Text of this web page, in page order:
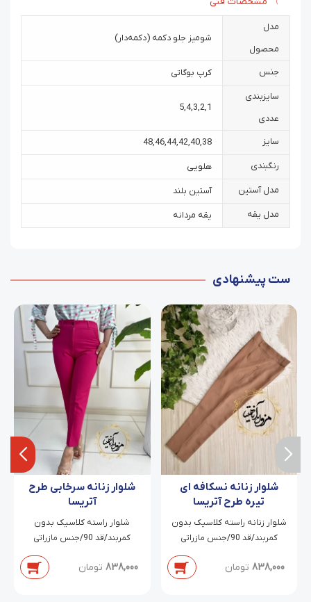
مدل
محصول
شومیز جلو دکمه (دکمه‌دار)
جنس کرپ بوگاتی
سایزبندی
عددی
1
,
2
,
3
,
4
,
5
سایز 38
,
40
,
42
,
44
,
46
,
48
رنگبندی هلویی
مدل آستین آستین بلند
مدل یقه یقه مردانه
ست پیشنهادی
شلوار زنانه نسکافه ای
تیره طرح آتریسا
شلوار زنانه راسته کلاسیک بدون
کمربند/قد 90/جنس مازراتی
838,000 تومان
شلوار زنانه سرخابی طرح
آتریسا
شلوار راسته کلاسیک بدون
کمربند/قد 90/جنس مازراتی
838,000 تومان